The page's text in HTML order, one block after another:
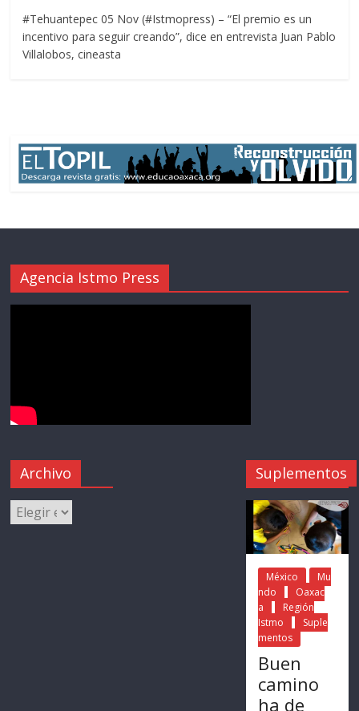
#Tehuantepec 05 Nov (#Istmopress) – “El premio es un
incentivo para seguir creando”, dice en entrevista Juan Pablo
Villalobos, cineasta
Agencia Istmo Press
Archivo Suplementos
México
Mu
ndo
Oaxac
a
Región
Istmo
Suple
mentos
Buen
camino
ha de